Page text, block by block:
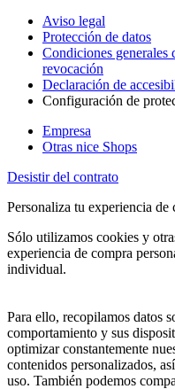
Aviso legal
Protección de datos
Condiciones generales
revocación
Declaración de
Configuración de
Empresa
Otras nice Shops
Desistir del contrato
Personaliza tu experiencia de
Sólo utilizamos cookies y
experiencia de compra
individual.
Para ello, recopilamos datos
comportamiento y sus
optimizar constantemente
contenidos personalizados,
uso. También podemos